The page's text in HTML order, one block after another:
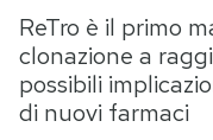
Tecnologia
Internet
Scienza
Cultura
ReTro è il primo
clonazione a
possibili
di nuovi farmaci